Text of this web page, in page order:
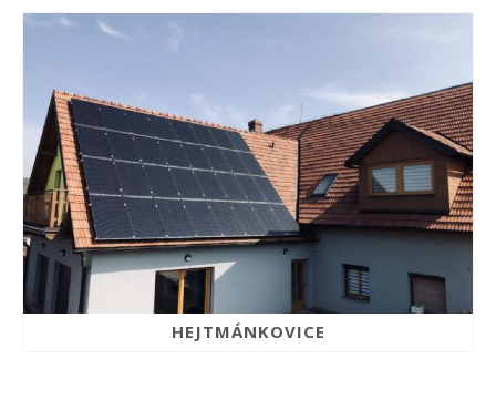
KONTAKT
HEJTMÁNKOVICE